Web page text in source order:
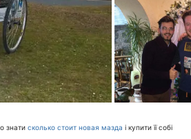
знати сколько стоит новая мазда і купити її собі